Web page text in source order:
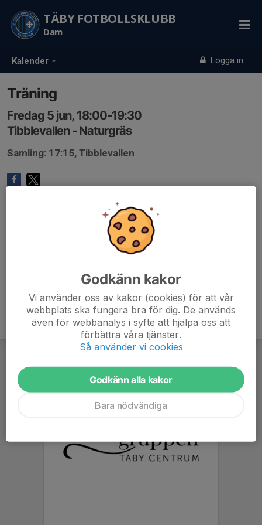
Kalender Logga in
TÄBY FOTBOLLSKLUBB
Dam
Träning
Fredag 5 jun, 18:00-19:30
Tibblevallen - Naturgräs
Samling: 17:15, Tibblevallen
Godkänn kakor
Vi använder oss av kakor (cookies) för att vår
webbplats ska fungera bra för dig. De används
även för webbanalys i syfte att hjälpa oss att
förbättra våra tjänster.
Så använder vi cookies
Godkänn alla kakor
Bara nödvändiga